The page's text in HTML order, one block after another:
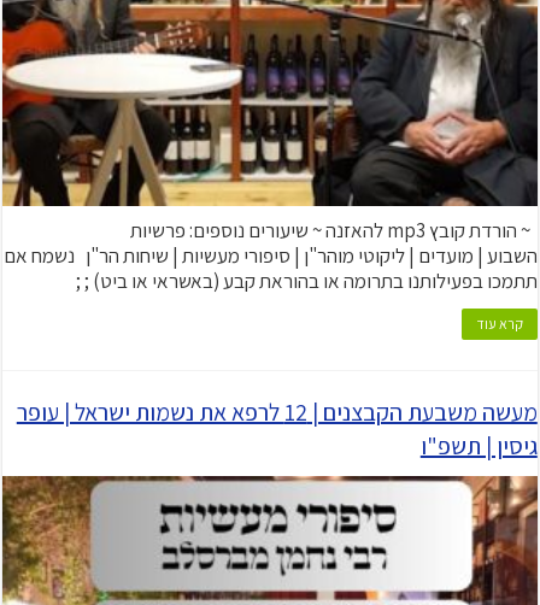
~ הורדת קובץ mp3 להאזנה ~ שיעורים נוספים: פרשיות
השבוע | מועדים | ליקוטי מוהר"ן | סיפורי מעשיות | שיחות הר"ן נשמח אם
תתמכו בפעילותנו בתרומה או בהוראת קבע (באשראי או ביט) ; ;
קרא עוד
מעשה משבעת הקבצנים | 12 לרפא את נשמות ישראל | עופר
גיסין | תשפ"ו